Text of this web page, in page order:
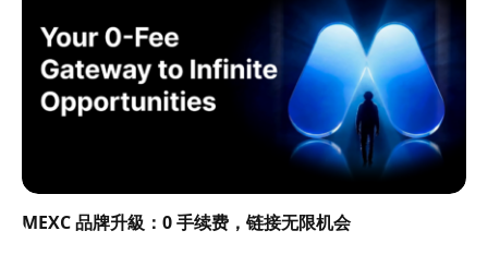
MEXC 品牌升級：0 手续费，链接无限机会